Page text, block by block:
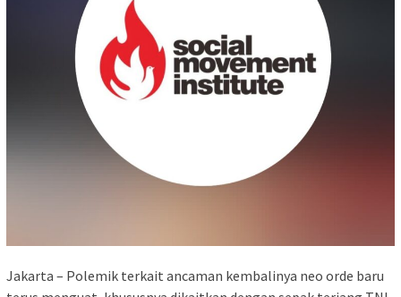
Jakarta – Polemik terkait ancaman kembalinya neo orde baru